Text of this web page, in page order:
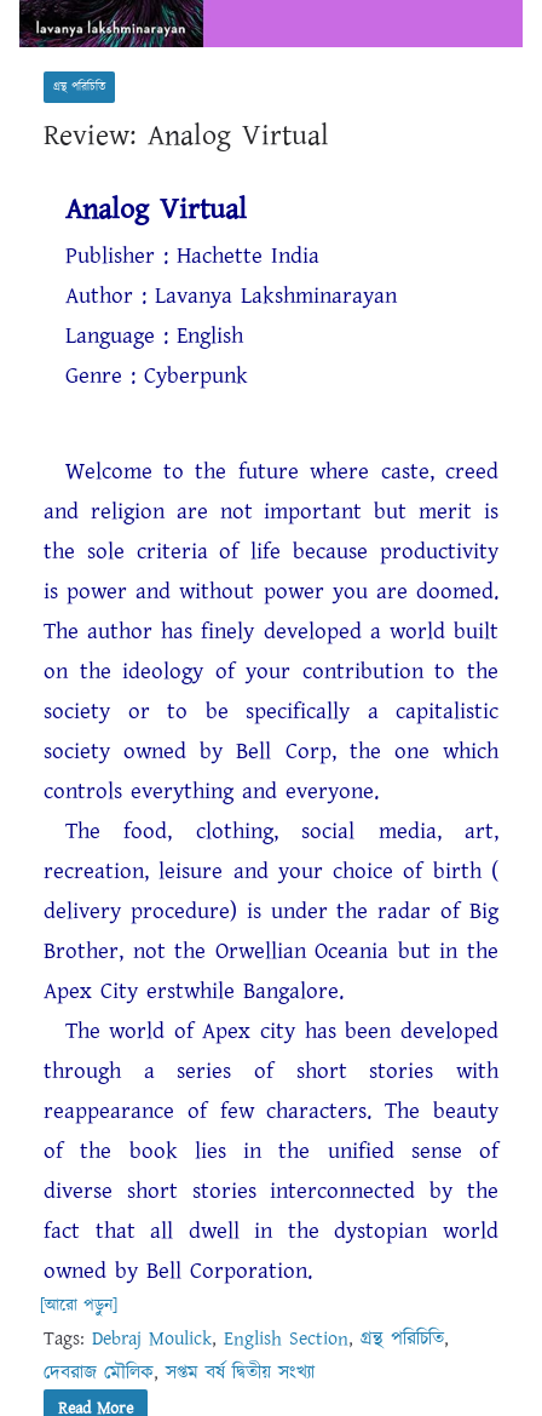
গ্রন্থ পরিচিতি
Review: Analog Virtual
Analog Virtual
Publisher : Hachette India
Author : Lavanya Lakshminarayan
Language : English
Genre : Cyberpunk
Welcome to the future where caste, creed
and religion are not important but merit is
the sole criteria of life because productivity
is power and without power you are doomed.
The author has finely developed a world built
on the ideology of your contribution to the
society or to be specifically a capitalistic
society owned by Bell Corp, the one which
controls everything and everyone.
The food, clothing, social media, art,
recreation, leisure and your choice of birth (
delivery procedure) is under the radar of Big
Brother, not the Orwellian Oceania but in the
Apex City erstwhile Bangalore.
The world of Apex city has been developed
through a series of short stories with
reappearance of few characters. The beauty
of the book lies in the unified sense of
diverse short stories interconnected by the
fact that all dwell in the dystopian world
owned by Bell Corporation.
[আরো পড়ুন]
Tags: Debraj Moulick, English Section, গ্রন্থ পরিচিতি,
দেবরাজ মৌলিক,সপ্তম বর্ষ দ্বিতীয় সংখ্যা
Read More